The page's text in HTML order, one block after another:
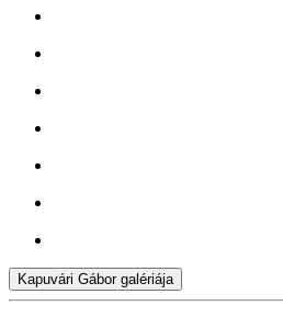
Kapuvári Gábor galériája